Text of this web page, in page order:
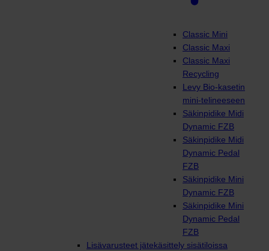
Classic Mini
Classic Maxi
Classic Maxi
Recycling
Levy Bio-kasetin
mini-telineeseen
Säkinpidike Midi
Dynamic FZB
Säkinpidike Midi
Dynamic Pedal
FZB
Säkinpidike Mini
Dynamic FZB
Säkinpidike Mini
Dynamic Pedal
FZB
Lisävarusteet jätekäsittely sisätiloissa